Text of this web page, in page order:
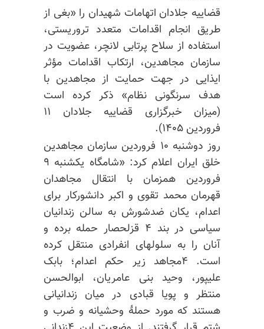
قضاییه جلادان اتهامات شهیدان را «بغی از
طریق انجام اقدامات متعدد تروریستی،
استفاده از سلاح پرتابی لانچر، عضویت در
سازمان مجاهدین، ارتکاب اقدامات مؤثر
ایذایی در جهت حمایت از مجاهدین با
هدف سرنگونی نظام» ذکر کرده است
(میزان خبرگزاری قضاییه جلادان ۱۱
فروردین ۱۴۰۵).
روز دوشنبه ۱۰ فروردین سازمان مجاهدین
خلق ایران اعلام کرد: «شامگاه یکشنبه ۹
فروردین همزمان با انتقال مجاهدان
قهرمان محمد تقوی و اکبر دانشورکار برای
اعدام، یکان ضدشورش به سالن زندانیان
سیاسی در بند ۴ قزلحصار حمله برده و
آنان را به سلولهای انفرادی منتقل کرده
است. ۴مجاهد زیر حکم اعدام؛ بابک
علیپور، وحید بنی عامریان، ابوالحسن
منتظر و پویا قبادی در میان زندانیانی
هستند که مورد حملهٔ وحشیانه و ضرب و